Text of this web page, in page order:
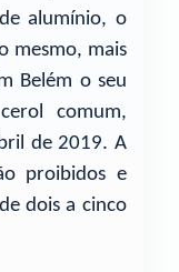
alumínio, o
mesmo, mais
Belém o seu
comum,
de 2019. A
proibidos e
dois a cinco